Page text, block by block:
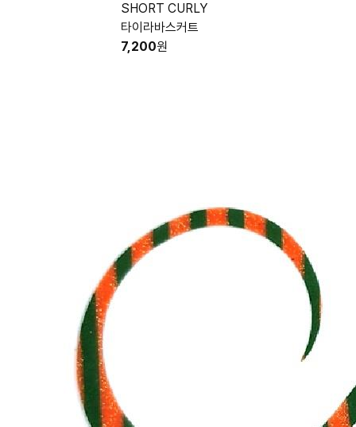
SHORT CURLY
타이라바스커트
7,200원